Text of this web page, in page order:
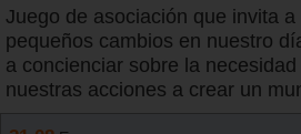
Juego de asociación que invita a
pequeños cambios en nuestro
a concienciar sobre la
nuestras acciones a crear un